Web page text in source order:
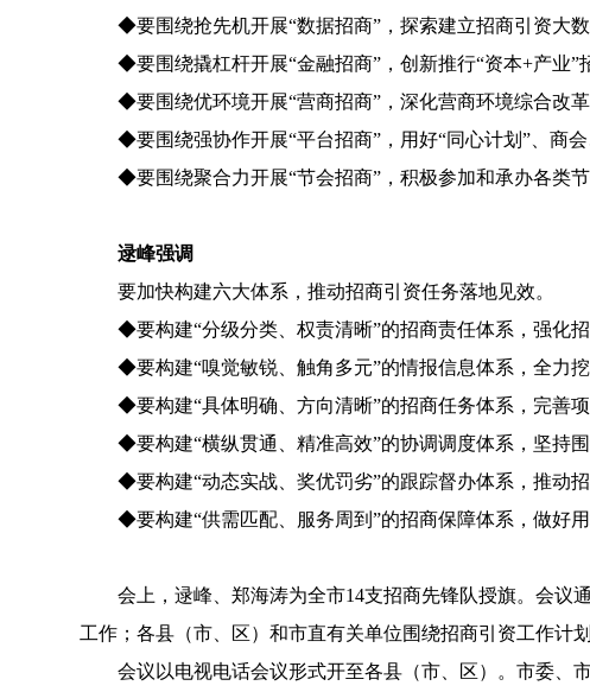
◆要围绕抢先机开展“数据招商”，探索建立招商引资大
◆要围绕撬杠杆开展“金融招商”，创新推行“资本+产业
◆要围绕优环境开展“营商招商”，深化营商环境综合改
◆要围绕强协作开展“平台招商”，用好“同心计划”、商
◆要围绕聚合力开展“节会招商”，积极参加和承办各类
逯峰强调
要加快构建六大体系，推动招商引资任务落地见效。
◆要构建“分级分类、权责清晰”的招商责任体系，强化
◆要构建“嗅觉敏锐、触角多元”的情报信息体系，全力
◆要构建“具体明确、方向清晰”的招商任务体系，完善
◆要构建“横纵贯通、精准高效”的协调调度体系，坚持
◆要构建“动态实战、奖优罚劣”的跟踪督办体系，推动
◆要构建“供需匹配、服务周到”的招商保障体系，做好
会上，逯峰、郑海涛为全市14支招商先锋队授旗。会议通
工作；各县（市、区）和市直有关单位围绕招商引资工作计
会议以电视电话会议形式开至各县（市、区）。市委、市